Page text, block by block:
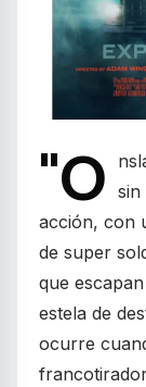
"O sin
acción, con
de super
que
estela de
ocurre